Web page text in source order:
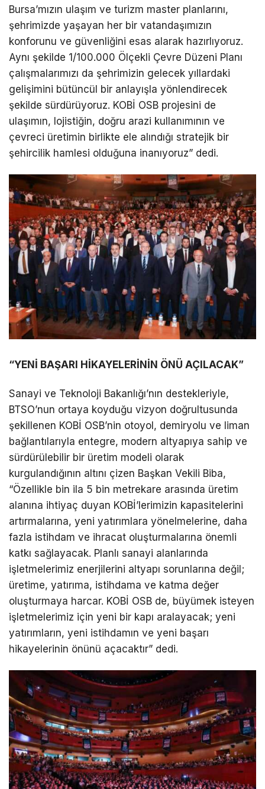
Bursa’mızın ulaşım ve turizm master planlarını,
şehrimizde yaşayan her bir vatandaşımızın
konforunu ve güvenliğini esas alarak hazırlıyoruz.
Aynı şekilde 1/100.000 Ölçekli Çevre Düzeni Planı
çalışmalarımızı da şehrimizin gelecek yıllardaki
gelişimini bütüncül bir anlayışla yönlendirecek
şekilde sürdürüyoruz. KOBİ OSB projesini de
ulaşımın, lojistiğin, doğru arazi kullanımının ve
çevreci üretimin birlikte ele alındığı stratejik bir
şehircilik hamlesi olduğuna inanıyoruz” dedi.
“YENİ BAŞARI HİKAYELERİNİN ÖNÜ AÇILACAK”
Sanayi ve Teknoloji Bakanlığı’nın destekleriyle,
BTSO’nun ortaya koyduğu vizyon doğrultusunda
şekillenen KOBİ OSB’nin otoyol, demiryolu ve liman
bağlantılarıyla entegre, modern altyapıya sahip ve
sürdürülebilir bir üretim modeli olarak
kurgulandığının altını çizen Başkan Vekili Biba,
“Özellikle bin ila 5 bin metrekare arasında üretim
alanına ihtiyaç duyan KOBİ’lerimizin kapasitelerini
artırmalarına, yeni yatırımlara yönelmelerine, daha
fazla istihdam ve ihracat oluşturmalarına önemli
katkı sağlayacak. Planlı sanayi alanlarında
işletmelerimiz enerjilerini altyapı sorunlarına değil;
üretime, yatırıma, istihdama ve katma değer
oluşturmaya harcar. KOBİ OSB de, büyümek isteyen
işletmelerimiz için yeni bir kapı aralayacak; yeni
yatırımların, yeni istihdamın ve yeni başarı
hikayelerinin önünü açacaktır” dedi.